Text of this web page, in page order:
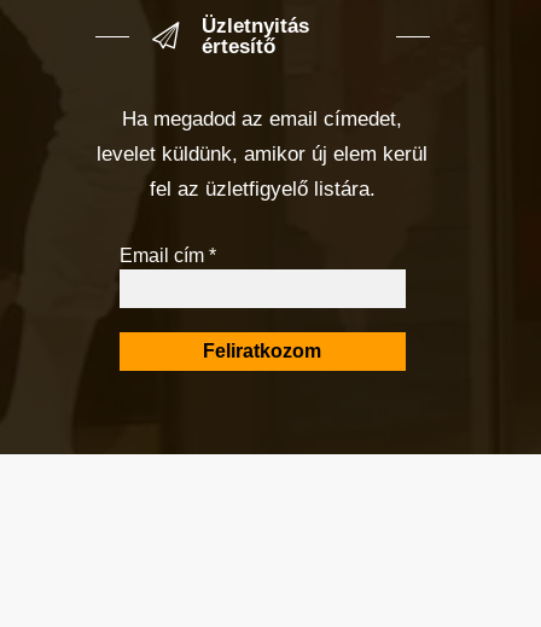
Üzletnyitás
értesítő
Ha megadod az email címedet,
levelet küldünk, amikor új elem kerül
fel az üzletfigyelő listára.
Email cím *